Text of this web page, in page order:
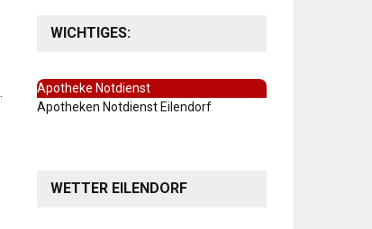
WICHTIGES:
Apotheke Notdienst
Apotheken Notdienst Eilendorf
WETTER EILENDORF